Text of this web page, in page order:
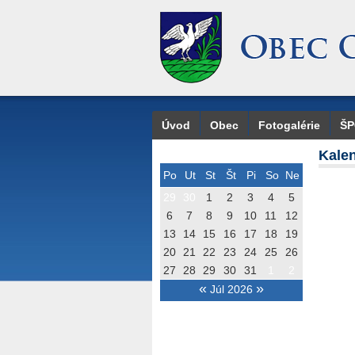
Úvod Obec Fotogalérie
Po Ut St Št Pi So Ne
« Júl 2026 »
1 2 3 4
5
6
7 8 9 10 11
12
13
14 15 16 17 18
19
20
21 22 23 24 25
26
27
28 29 30 31